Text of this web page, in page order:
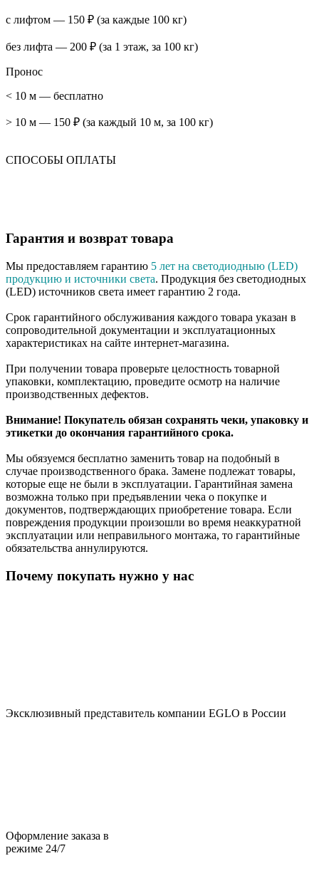
с лифтом — 150 ₽ (за каждые 100 кг)
без лифта — 200 ₽ (за 1 этаж, за 100 кг)
Пронос
< 10 м — бесплатно
> 10 м — 150 ₽ (за каждый 10 м, за 100 кг)
СПОСОБЫ ОПЛАТЫ
Гарантия и возврат товара
Мы предоставляем гарантию 5 лет на светодиодныю (LED)
продукцию и источники света. Продукция без светодиодных
(LED) источников света имеет гарантию 2 года.
Срок гарантийного обслуживания каждого товара указан в
сопроводительной документации и эксплуатационных
характеристиках на сайте интернет-магазина.
При получении товара проверьте целостность товарной
упаковки, комплектацию, проведите осмотр на наличие
производственных дефектов.
Внимание! Покупатель обязан сохранять чеки, упаковку и
этикетки до окончания гарантийного срока.
Мы обязуемся бесплатно заменить товар на подобный в
случае производственного брака. Замене подлежат товары,
которые еще не были в эксплуатации. Гарантийная замена
возможна только при предъявлении чека о покупке и
документов, подтверждающих приобретение товара. Если
повреждения продукции произошли во время неаккуратной
эксплуатации или неправильного монтажа, то гарантийные
обязательства аннулируются.
Почему покупать нужно у нас
Эксклюзивный представитель компании EGLO в России
Оформление заказа в
режиме 24/7